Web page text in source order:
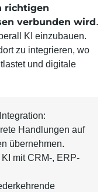
richtigen
verbunden wird.
KI einzubauen.
zu integrieren, wo
und digitale
Handlungen auf
übernehmen.
mit CRM-, ERP-